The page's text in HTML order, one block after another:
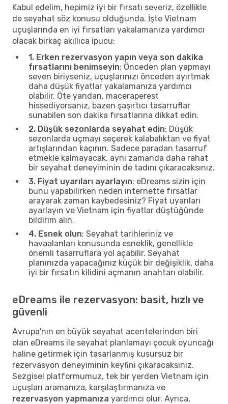
Kabul edelim, hepimiz iyi bir fırsatı severiz, özellikle
de seyahat söz konusu olduğunda. İşte Vietnam
uçuşlarında en iyi fırsatları yakalamanıza yardımcı
olacak birkaç akıllıca ipucu:
1. Erken rezervasyon yapın veya son dakika
fırsatlarını benimseyin: Önceden plan yapmayı
seven biriyseniz, uçuşlarınızı önceden ayırtmak
daha düşük fiyatlar yakalamanıza yardımcı
olabilir. Öte yandan, maceraperest
hissediyorsanız, bazen şaşırtıcı tasarruflar
sunabilen son dakika fırsatlarına dikkat edin.
2. Düşük sezonlarda seyahat edin: Düşük
sezonlarda uçmayı seçerek kalabalıktan ve fiyat
artışlarından kaçının. Sadece paradan tasarruf
etmekle kalmayacak, aynı zamanda daha rahat
bir seyahat deneyiminin de tadını çıkaracaksınız.
3. Fiyat uyarıları ayarlayın: eDreams sizin için
bunu yapabilirken neden internette fırsatlar
arayarak zaman kaybedesiniz? Fiyat uyarıları
ayarlayın ve Vietnam için fiyatlar düştüğünde
bildirim alın.
4. Esnek olun: Seyahat tarihleriniz ve
havaalanları konusunda esneklik, genellikle
önemli tasarruflara yol açabilir. Seyahat
planınızda yapacağınız küçük bir değişiklik, daha
iyi bir fırsatın kilidini açmanın anahtarı olabilir.
eDreams ile rezervasyon: basit, hızlı ve
güvenli
Avrupa'nın en büyük seyahat acentelerinden biri
olan eDreams ile seyahat planlamayı çocuk oyuncağı
haline getirmek için tasarlanmış kusursuz bir
rezervasyon deneyiminin keyfini çıkaracaksınız.
Sezgisel platformumuz, tek bir yerden Vietnam için
uçuşları aramanıza, karşılaştırmanıza ve
rezervasyon yapmanıza yardımcı olur. Ayrıca,